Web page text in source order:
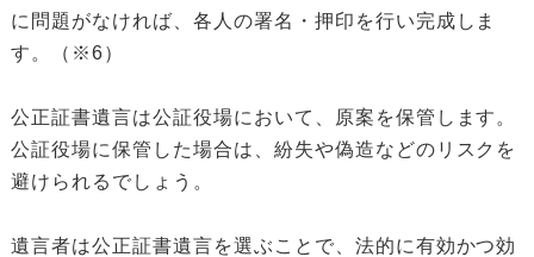
に問題がなければ、各人の署名・押印を行い完成しま
す。（※6）
公正証書遺言は公証役場において、原案を保管します。
公証役場に保管した場合は、紛失や偽造などのリスクを
避けられるでしょう。
遺言者は公正証書遺言を選ぶことで、法的に有効かつ効